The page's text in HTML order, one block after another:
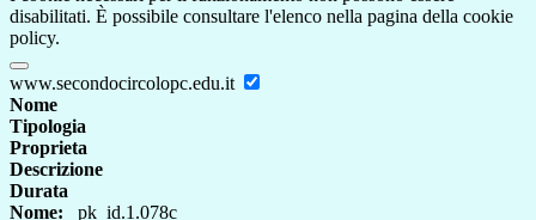
disabilitati. È possibile consultare l'elenco nella pagina della cookie
policy.
www.secondocircolopc.edu.it
Nome
Tipologia
Proprieta
Descrizione
Durata
Nome: _pk_id.1.078c